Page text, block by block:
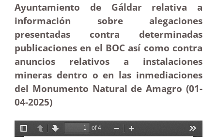
Ayuntamiento de Gáldar relativa a
información sobre alegaciones
presentadas contra determinadas
publicaciones en el BOC así como contra
anuncios relativos a instalaciones
mineras dentro o en las inmediaciones
del Monumento Natural de Amagro (01-
04-2025)